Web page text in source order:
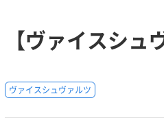
【ヴァイスシ
ヴァイスシュヴァルツ